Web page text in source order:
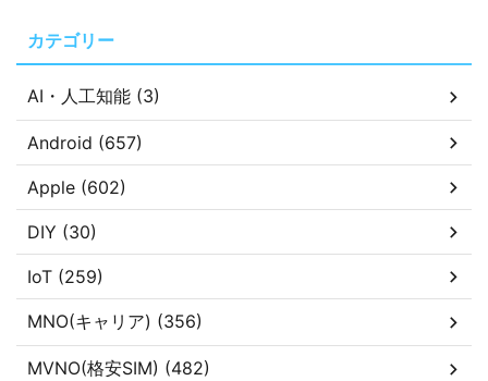
カテゴリー
AI・人工知能 (3)
Android (657)
Apple (602)
DIY (30)
IoT (259)
MNO(キャリア) (356)
MVNO(格安SIM) (482)